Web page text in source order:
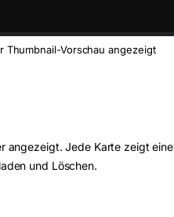
Thumbnail-Vorschau angezeigt
angezeigt. Jede Karte zeigt eine
und Löschen.